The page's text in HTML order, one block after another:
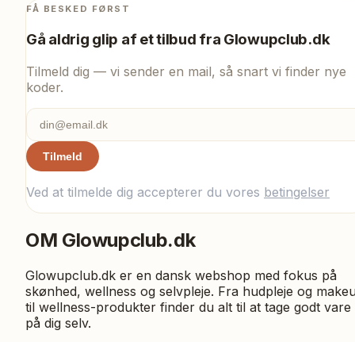
FÅ BESKED FØRST
Gå aldrig glip af et tilbud fra Glowupclub.dk
Tilmeld dig — vi sender en mail, så snart vi finder nye
koder.
Tilmeld
Ved at tilmelde dig accepterer du vores betingelser
OM Glowupclub.dk
Glowupclub.dk er en dansk webshop med fokus på
skønhed, wellness og selvpleje. Fra hudpleje og
til wellness-produkter finder du alt til at tage godt vare
på dig selv.